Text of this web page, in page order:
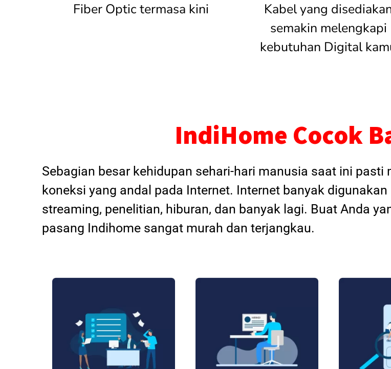
Fiber Optic termasa kini
Kabel yang
semakin melengkapi
kebutuhan Digital
IndiHome Cocok
Sebagian besar kehidupan sehari-hari manusia saat ini
koneksi yang andal pada Internet. Internet banyak
streaming, penelitian, hiburan, dan banyak lagi. Buat Anda
pasang Indihome sangat murah dan terjangkau.